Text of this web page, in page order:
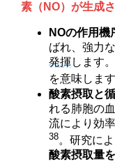
素（NO）が生成
NOの作用機
ばれ、強力
発揮します
を意味しま
酸素摂取と
れる肺胞の
流により効
38。研究に
酸素摂取量